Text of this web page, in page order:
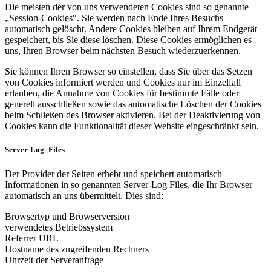
Die meisten der von uns verwendeten Cookies sind so genannte
„Session-Cookies“. Sie werden nach Ende Ihres Besuchs
automatisch gelöscht. Andere Cookies bleiben auf Ihrem Endgerät
gespeichert, bis Sie diese löschen. Diese Cookies ermöglichen es
uns, Ihren Browser beim nächsten Besuch wiederzuerkennen.
Sie können Ihren Browser so einstellen, dass Sie über das Setzen
von Cookies informiert werden und Cookies nur im Einzelfall
erlauben, die Annahme von Cookies für bestimmte Fälle oder
generell ausschließen sowie das automatische Löschen der Cookies
beim Schließen des Browser aktivieren. Bei der Deaktivierung von
Cookies kann die Funktionalität dieser Website eingeschränkt sein.
Server-Log- Files
Der Provider der Seiten erhebt und speichert automatisch
Informationen in so genannten Server-Log Files, die Ihr Browser
automatisch an uns übermittelt. Dies sind:
Browsertyp und Browserversion
verwendetes Betriebssystem
Referrer URL
Hostname des zugreifenden Rechners
Uhrzeit der Serveranfrage